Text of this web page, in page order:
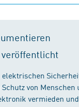
veröffentlicht
von Menschen
vermieden